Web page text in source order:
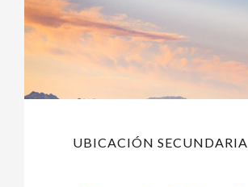
UBICACIÓN SECUNDARIA